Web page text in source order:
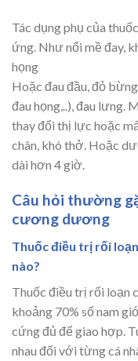
Tác dụng phụ của
ứng. Như nổi mề đay,
họng
Hoặc đau đầu, đỏ
đau họng,..), đau lưng.
thay đổi thị lực hoặc
chân, khó thở. Hoặc
dài hơn 4 giờ.
Câu hỏi thường
cương dương
Thuốc điều trị rối
nào?
Thuốc điều trị rối loạn
khoảng 70% số nam
cứng đủ để giao hợp.
nhau đối với từng cá